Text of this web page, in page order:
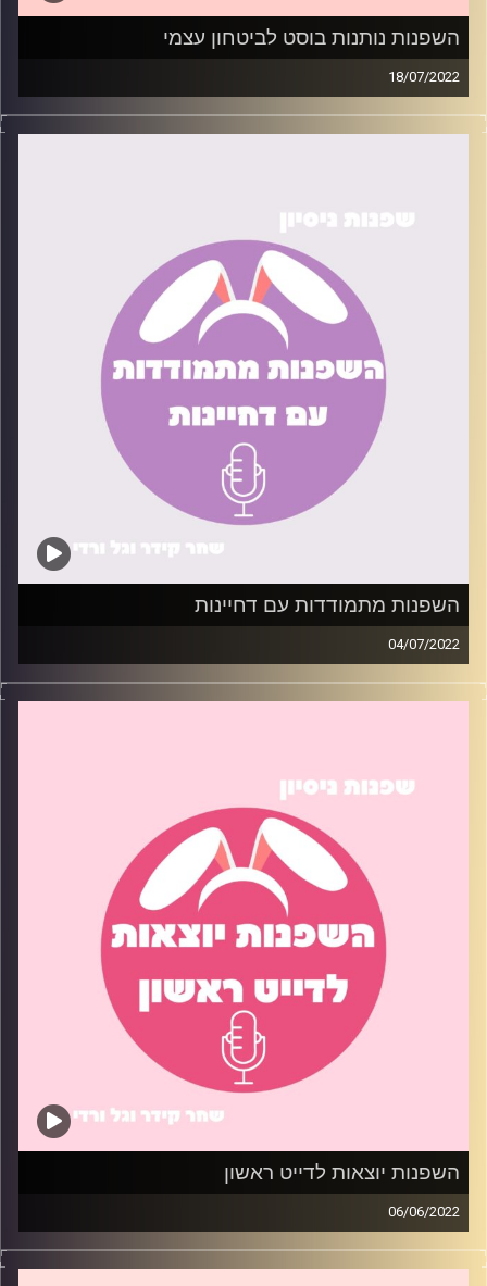
השפנות נותנות בוסט לביטחון עצמי
18/07/2022
ביטחון עצמי נמוך היא אחת התופעות הנפוצות בעולם
הפסיכולוגיה. אין אחד או אחת שלא סובלים ממנה, ועם זאת
העצמי שלנו.
שחר קידר וגל ורדי
השפנות מתמודדות עם דחיינות
04/07/2022
לכולנו יש המון משימות לעשות – ואפס מוטיבציה לסיים אותן.
בפרק הזה ניסינו את הטיפים שעזרו לנו (או לא) להתמודד עם
שחר קידר וגל ורדי
השפנות יוצאות לדייט ראשון
06/06/2022
כולנו בלחץ לפני שמגיע הדייט הראשון. השפנות משתפות
בטיפים שניסו לעזור להן להפוך את הסיטואציה לקצת פחות